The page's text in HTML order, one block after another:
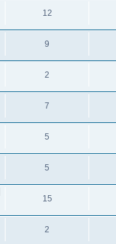
12
9
2
7
5
5
15
2